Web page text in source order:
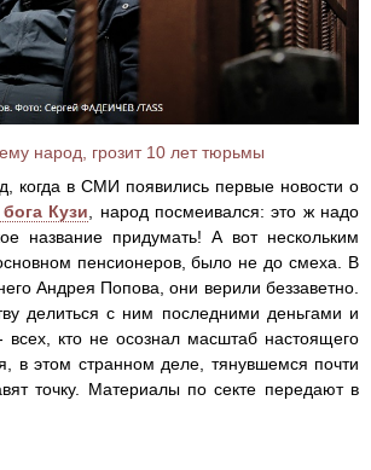
народ, грозит 10 лет тюрьмы
когда в СМИ появились первые новости о
Кузи , народ посмеивался: это ж надо
название придумать! А вот нескольким
пенсионеров, было не до смеха. В
Андрея Попова, они верили беззаветно.
делиться с ним последними деньгами и
всех, кто не осознал масштаб настоящего
в этом странном деле, тянувшемся почти
точку. Материалы по секте передают в